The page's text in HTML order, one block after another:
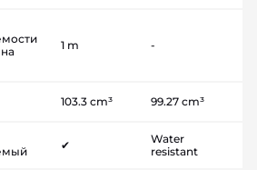
1 m -
103.3 cm³ 99.27 cm³
✔
Water
resistant